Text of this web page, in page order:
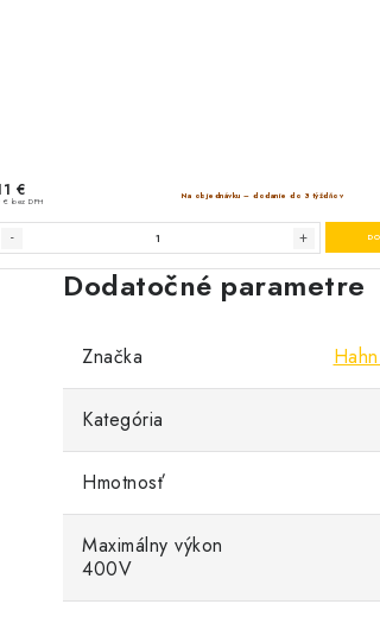
Dodatočné parametre
Značka
Kategória
Hmotnosť
Maximálny výkon
400V